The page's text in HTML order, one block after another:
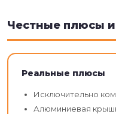
Честные плюсы
Реальные плюсы
Исключительно
Алюминиевая